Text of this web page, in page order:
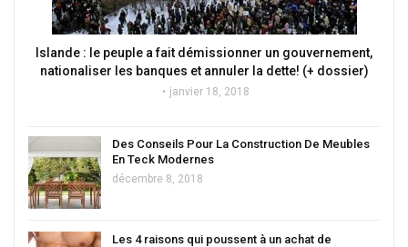
Islande : le peuple a fait démissionner un gouvernement,
nationaliser les banques et annuler la dette! (+ dossier)
janvier 18, 2018
Des Conseils Pour La Construction De Meubles
En Teck Modernes
décembre 8, 2018
Les 4 raisons qui poussent à un achat de